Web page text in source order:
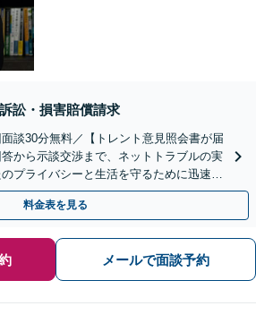
訟・損害賠償請求
面談30分無料／【トレント意見照会書が届
から示談交渉まで、ネットトラブルの実
プライバシーと生活を守るために迅速に
数】【休日・夜間相談OK】
料金表を見る
メールで面談予約